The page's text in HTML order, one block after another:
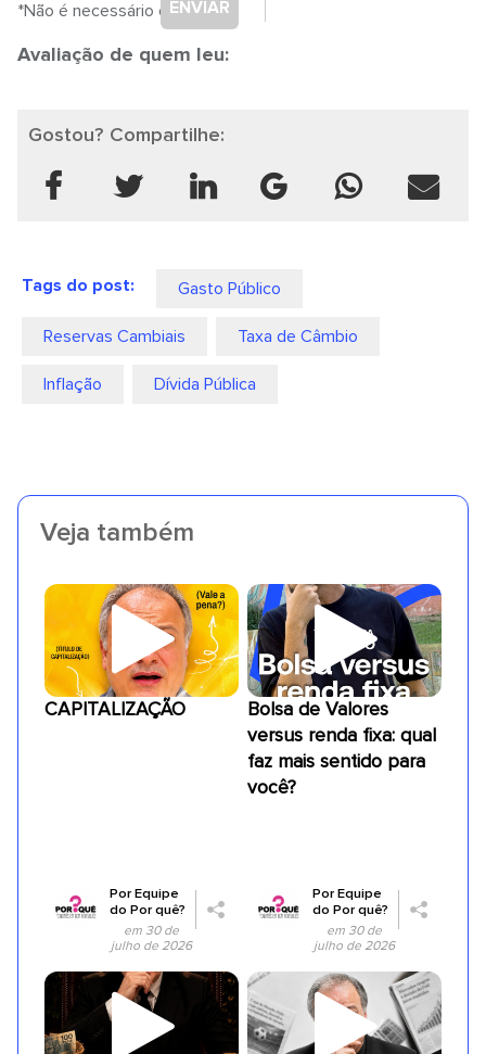
ENVIAR
*Não é necessário cadastro.
Avaliação de quem leu:
Gostou? Compartilhe:
Tags do post: Gasto Público
Reservas Cambiais Taxa de Câmbio
Inflação Dívida Pública
Veja também
CAPITALIZAÇÃO
PorEquipe
do Por quê?
em 30 de
julho de 2026
Bolsa de Valores
versus renda fixa: qual
faz mais sentido para
você?
PorEquipe
do Por quê?
em 30 de
julho de 2026